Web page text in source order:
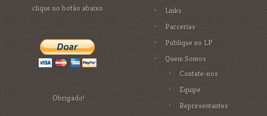
clique no botão abaixo.
Obrigado!
Links
Parcerias
Publique no LP
Quem Somos
Contate-nos
Equipe
Representantes